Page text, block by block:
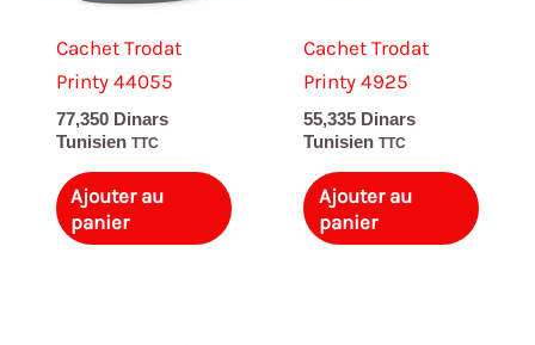
Cachet Trodat
Printy 44055
77,350 Dinars
Tunisien TTC
Ajouter au
panier
Cachet Trodat
Printy 4925
55,335 Dinars
Tunisien TTC
Ajouter au
panier